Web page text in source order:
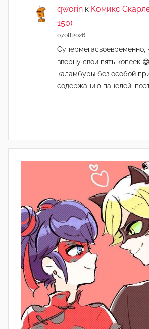
qworin к Комикс
150)
07.08.2026
Супермегасвоевременно,
вверну свои пять копеек
каламбуры без особой
содержанию панелей,